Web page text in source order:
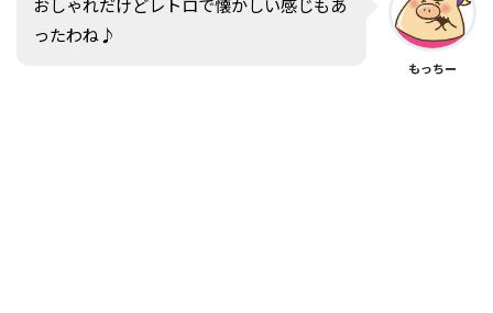
ったわね♪
もっちー